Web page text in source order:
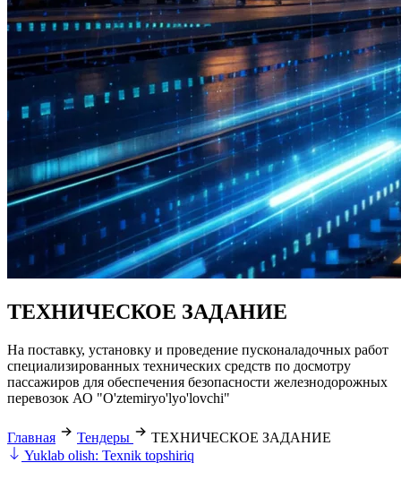
ТЕХНИЧЕСКОЕ ЗАДАНИЕ
На поставку, установку и проведение пусконаладочных работ
специализированных технических средств по досмотру
пассажиров для обеспечения безопасности железнодорожных
перевозок АО "O'ztemiryo'lyo'lovchi"
Главная Тендеры
ТЕХНИЧЕСКОЕ ЗАДАНИЕ
Yuklab olish: Texnik topshiriq